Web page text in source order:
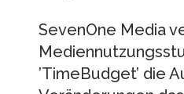
SevenOne Media
’TimeBudget’ die